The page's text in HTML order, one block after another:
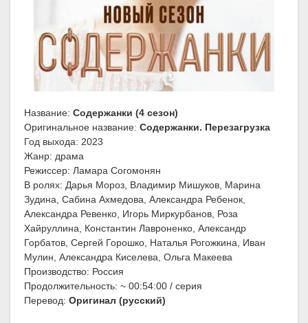
Название: Содержанки (4 сезон)
Оригинальное название: Содержанки. Перезагрузка
Год выхода: 2023
Жанр: драма
Режиссер: Ламара Согомонян
В ролях: Дарья Мороз, Владимир Мишуков, Марина
Зудина, Сабина Ахмедова, Александра Ребенок,
Александра Ревенко, Игорь Миркурбанов, Роза
Хайруллина, Константин Лавроненко, Александр
Горбатов, Сергей Горошко, Наталья Рогожкина, Иван
Мулин, Александра Киселева, Ольга Макеева
Производство: Россия
Продолжительность: ~ 00:54:00 / серия
Перевод: Оригинал (русский)